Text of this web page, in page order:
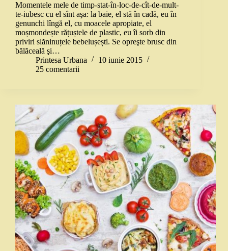
Momentele mele de timp-stat-în-loc-de-cît-de-mult-
te-iubesc cu el sînt aşa: la baie, el stă în cadă, eu în
genunchi lîngă el, cu moacele apropiate, el
moșmondește rățuștele de plastic, eu îi sorb din
priviri slăninuțele bebelușești. Se opreşte brusc din
bălăceală şi…
Printesa Urbana
10 iunie 2015
25 comentarii